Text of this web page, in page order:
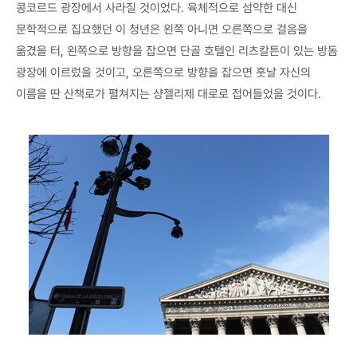
콩코르드 광장에서 사라질 것이었다. 육체적으로 섬약한 대신
문학적으로 집요했던 이 청년은 왼쪽 아니면 오른쪽으로 걸음을
옮겼을 터, 왼쪽으로 방향을 잡으면 단골 호텔인 리츠칼튼이 있는 방돔
광장에 이르렀을 것이고, 오른쪽으로 방향을 잡으면 훗날 자신의
이름을 딴 산책로가 펼쳐지는 샹젤리제 대로로 접어들었을 것이다.